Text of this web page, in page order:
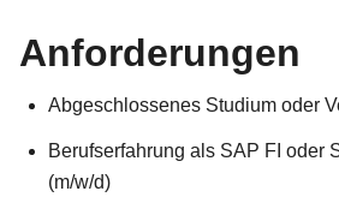
Anforderungen
Abgeschlossenes Studium oder
Berufserfahrung als SAP FI oder
(m/w/d)